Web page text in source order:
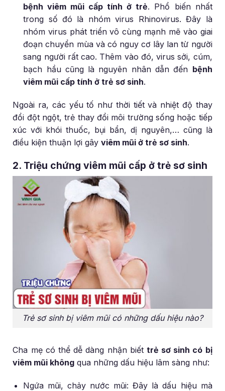
bệnh viêm mũi cấp tính ở trẻ. Phổ biến nhất
trong số đó là nhóm virus Rhinovirus. Đây là
nhóm virus phát triển vô cùng mạnh mẽ vào giai
đoạn chuyển mùa và có nguy cơ lây lan từ người
sang người rất cao. Thêm vào đó, virus sởi, cúm,
bạch hầu cũng là nguyên nhân dẫn đến bệnh
viêm mũi cấp tính ở trẻ sơ sinh.
Ngoài ra, các yếu tố như thời tiết và nhiệt độ thay
đổi đột ngột, trẻ thay đổi môi trường sống hoặc tiếp
xúc với khói thuốc, bụi bẩn, dị nguyên,… cũng là
điều kiện thuận lợi gâyviêm mũi ở trẻ sơ sinh.
2. Triệu chứng viêm mũi cấp ở trẻ sơ sinh
Trẻ sơ sinh bị viêm mũi có những dấu hiệu nào?
Cha mẹ có thể dễ dàng nhận biết trẻ sơ sinh có bị
viêm mũi không qua những dấu hiệu lâm sàng như:
Ngứa mũi, chảy nước mũi: Đây là dấu hiệu mà